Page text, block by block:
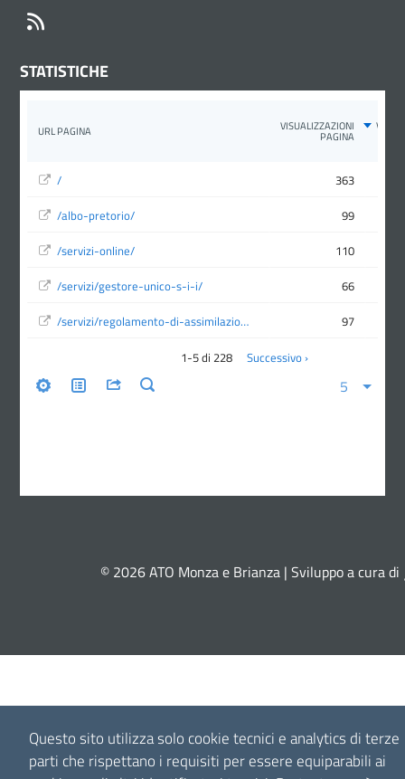
Questo sito utilizza solo cookie tecnici e analytics di terze
parti che rispettano i requisiti per essere equiparabili ai
STATISTICHE
© 2026 ATO Monza e Brianza | Sviluppo a cura di